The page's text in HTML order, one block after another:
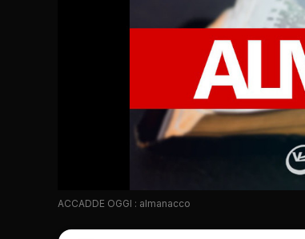
ACCADDE OGGI : almanacco